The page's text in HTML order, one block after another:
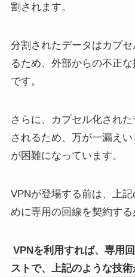
割されます。
分割されたデータはカプ
るため、外部からの不正
です。
さらに、カプセル化され
されるため、万が一漏え
が困難になっています。
VPNが登場する前は、上
めに専用の回線を契約する
VPNを利用すれば、専用
ストで、上記のような技